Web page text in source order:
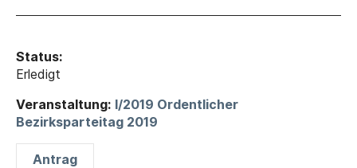
Status:
Erledigt
Veranstaltung: I/2019 Ordentlicher
Bezirksparteitag 2019
Antrag